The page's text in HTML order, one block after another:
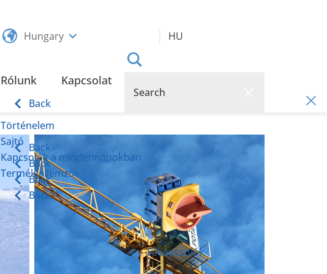
Hungary HU
Főkapcsolók
Rólunk
Back
Történelem
Back
Sajtó
Back
Kapcsolók a mindennapokban
Back
Termékjellemzők
Back
Kapcsolat